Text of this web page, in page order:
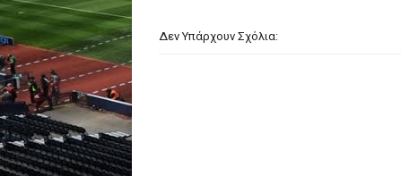
Δεν Υπάρχουν Σχόλια: